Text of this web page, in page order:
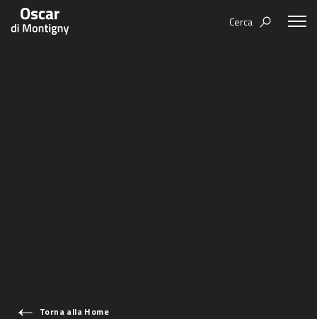
Cerca
Torna alla Home